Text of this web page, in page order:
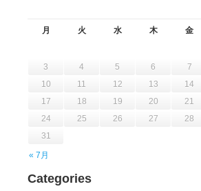
月 火 水 木 金
« 7月
3
4 5 6 7
10
11 12 13 14
17
18 19 20 21
24
25 26 27 28
31
Categories